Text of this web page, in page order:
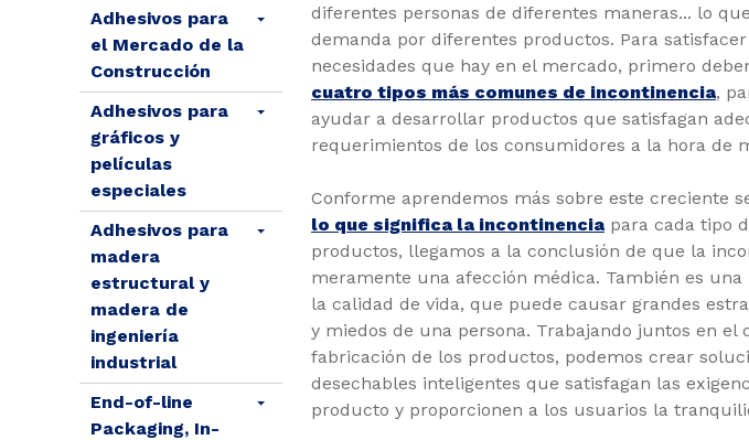
Adhesivos para
el Mercado de la
Construcción
Adhesivos para
gráficos y
películas
especiales
Adhesivos para
madera
estructural y
madera de
ingeniería
industrial
End-of-line
Packaging, In-
diferentes personas de diferentes maneras... lo
demanda por diferentes productos. Para
necesidades que hay en el mercado, primero
cuatro tipos más comunes de incontinencia,
ayudar a desarrollar productos que satisfagan
requerimientos de los consumidores a la hora de
Conforme aprendemos más sobre este creciente
lo que significa la incontinenciapara cada tipo
productos, llegamos a la conclusión de que la
meramente una afección médica. También es
la calidad de vida, que puede causar grandes
y miedos de una persona. Trabajando juntos en el
fabricación de los productos, podemos crear
desechables inteligentes que satisfagan las
producto y proporcionen a los usuarios la